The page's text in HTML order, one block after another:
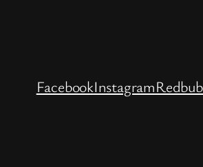
FacebookInstagram